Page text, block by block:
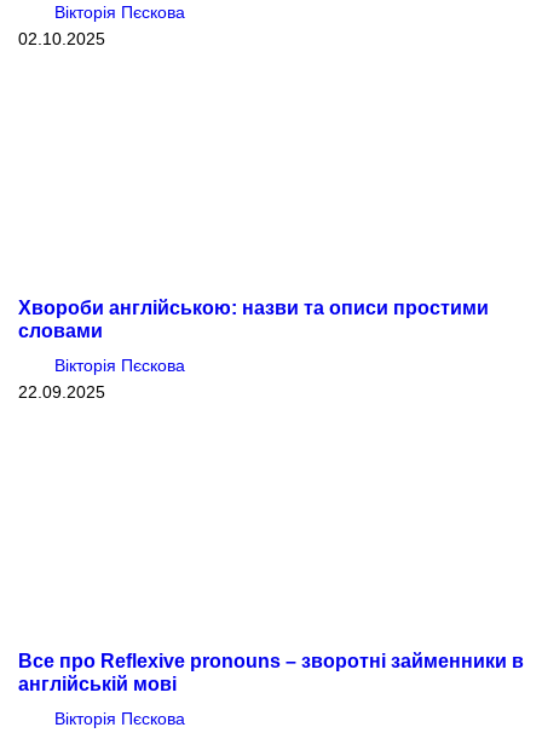
Вікторія Пєскова
02.10.2025
Хвороби англійською: назви та описи простими
словами
Вікторія Пєскова
22.09.2025
Все про Reflexive pronouns – зворотні займенники в
англійській мові
Вікторія Пєскова